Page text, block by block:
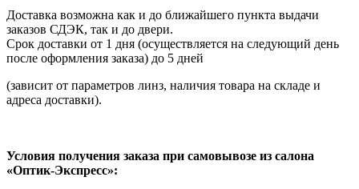
Доставка возможна как и до ближайшего пункта выдачи
заказов СДЭК, так и до двери.
Срок доставки от 1 дня (осуществляется на следующий день
после оформления заказа) до 5 дней
(зависит от параметров линз, наличия товара на складе и
адреса доставки).
Условия получения заказа при самовывозе из салона
«Оптик-Экспресс»: